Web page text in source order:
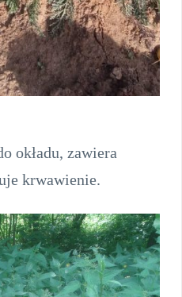
okładu, zawiera
krwawienie.